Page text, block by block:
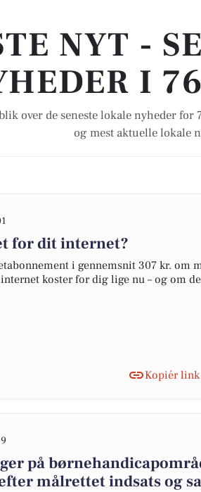
NYT -
I
over de seneste lokale nyheder
og mest aktuelle lokale
for dit internet?
i gennemsnit 307 kr. om
koster for dig lige nu – og om
Kopiér link
på
målrettet indsats og